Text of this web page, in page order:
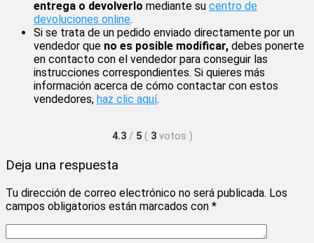
entrega o devolverlo mediante su centro de
devoluciones online.
Si se trata de un pedido enviado directamente por un
vendedor que no es posible modificar, debes ponerte
en contacto con el vendedor para conseguir las
instrucciones correspondientes. Si quieres más
información acerca de cómo contactar con estos
vendedores, haz clic aquí.
4.3 / 5 ( 3 votos )
Deja una respuesta
Tu dirección de correo electrónico no será publicada. Los
campos obligatorios están marcados con *